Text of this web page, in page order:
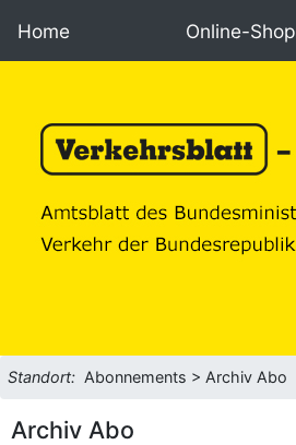
Home Online-Shop
Standort: Abonnements > Archiv Abo
Archiv Abo